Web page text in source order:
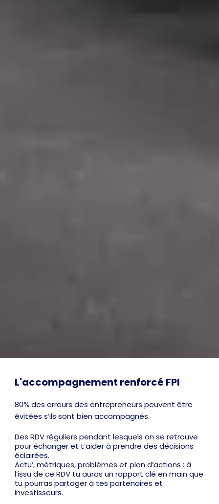
L'accompagnement renforcé FPI
80% des erreurs des entrepreneurs peuvent être
évitées s’ils sont bien accompagnés.
Des RDV réguliers pendant lesquels on se retrouve
pour échanger et t’aider à prendre des décisions
éclairées.
Actu’, métriques, problèmes et plan d’actions : à
l’issu de ce RDV tu auras un rapport clé en main que
tu pourras partager à tes partenaires et
investisseurs.